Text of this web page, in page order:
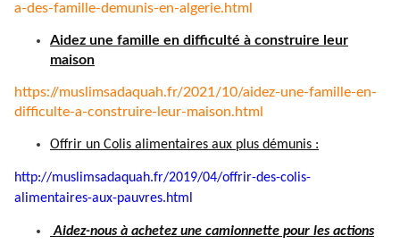
a-des-famille-demunis-en-algerie.html
Aidez une famille en difficulté à construire leur
maison
https://muslimsadaquah.fr/2021/10/aidez-une-famille-en-
difficulte-a-construire-leur-maison.html
Offrir un Colis alimentaires aux plus démunis :
http://muslimsadaquah.fr/2019/04/offrir-des-colis-
alimentaires-aux-pauvres.html
Aidez-nous à achetez une camionnette pour les actions